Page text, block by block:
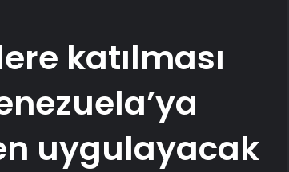
katılması
uygulayacak